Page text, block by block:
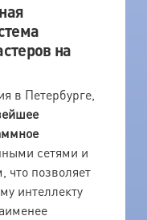
на
в Петербурге,
сетями и
позволяет
интеллекту